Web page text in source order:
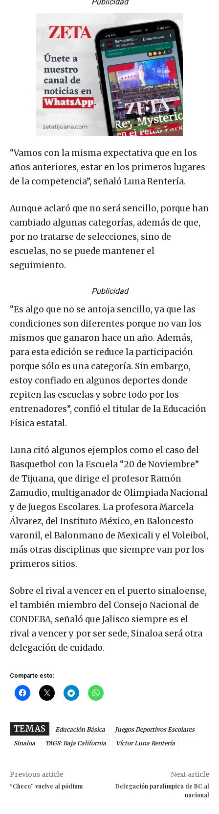
“Vamos con la misma expectativa que en los
años anteriores, estar en los primeros lugares
de la competencia”, señaló Luna Rentería.
Aunque aclaró que no será sencillo, porque han
cambiado algunas categorías, además de que,
por no tratarse de selecciones, sino de
escuelas, no se puede mantener el
seguimiento.
Publicidad
“Es algo que no se antoja sencillo, ya que las
condiciones son diferentes porque no van los
mismos que ganaron hace un año. Además,
para esta edición se reduce la participación
porque sólo es una categoría. Sin embargo,
estoy confiado en algunos deportes donde
repiten las escuelas y sobre todo por los
entrenadores”, confió el titular de la Educación
Física estatal.
Luna citó algunos ejemplos como el caso del
Basquetbol con la Escuela “20 de Noviembre”
de Tijuana, que dirige el profesor Ramón
Zamudio, multiganador de Olimpiada Nacional
y de Juegos Escolares. La profesora Marcela
Álvarez, del Instituto México, en Baloncesto
varonil, el Balonmano de Mexicali y el Voleibol,
más otras disciplinas que siempre van por los
primeros sitios.
Sobre el rival a vencer en el puerto sinaloense,
el también miembro del Consejo Nacional de
CONDEBA, señaló que Jalisco siempre es el
rival a vencer y por ser sede, Sinaloa será otra
delegación de cuidado.
Comparte esto:
TEMAS Educación Básica
Juegos Deportivos Escolares
Sinaloa
TAGS: Baja California Víctor Luna Rentería
Previous article
“Checo” vuelve al pódium
Next article
Delegación paralímpica de BC al
nacional